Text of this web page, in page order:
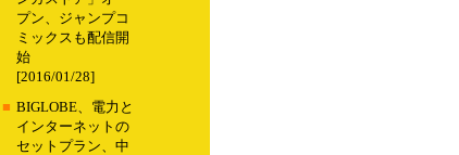
プン、ジャンプコ
ミックスも配信開
始
[2016/01/28]
■ BIGLOBE、電力と
インターネットの
セットプラン、中